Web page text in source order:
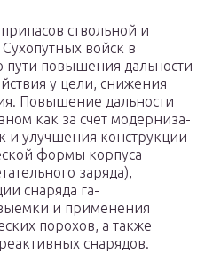
ствольной и
войск в
пу­ти повышения дальности
у цели, снижения
Повышение даль­ности
как за счет модерниза­
и улучшения конструкции
формы корпуса
заряда),
снаряда га­
и применения
порохов, а также
снарядов.